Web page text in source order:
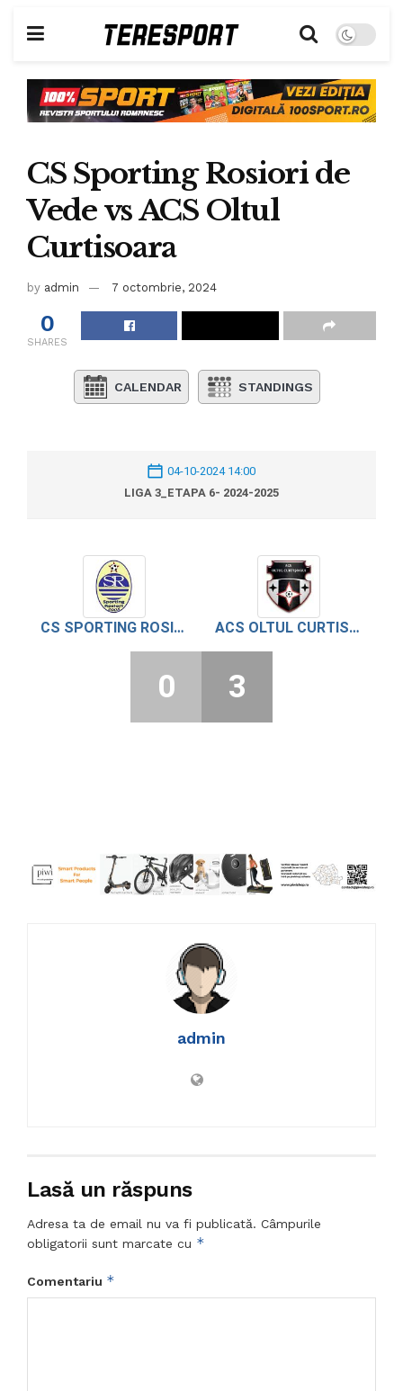
CS Sporting Rosiori de
Vede vs ACS Oltul
Curtisoara
by admin 7 octombrie, 2024
0
SHARES
CALENDAR STANDINGS
04-10-2024 14:00
LIGA 3_ETAPA 6- 2024-2025
CS SPORTING ROSIORI DE VEDE ACS OLTUL CURTISOARA
0 3
admin
Lasă un răspuns
Adresa ta de email nu va fi publicată. Câmpurile
obligatorii sunt marcate cu *
Comentariu *